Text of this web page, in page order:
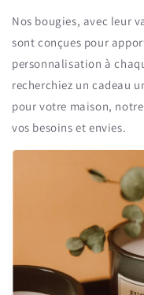
Nos bougies, avec leur
sont conçues pour
personnalisation à
recherchiez un cadeau
pour votre maison,
vos besoins et envies.